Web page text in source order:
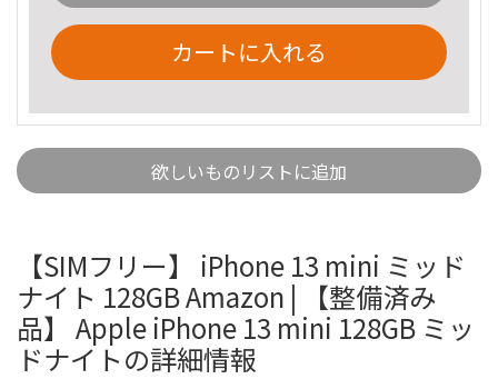
カートに入れる
欲しいものリストに追加
【SIMフリー】 iPhone 13 mini ミッド
ナイト 128GB Amazon | 【整備済み
品】 Apple iPhone 13 mini 128GB ミッ
ドナイトの詳細情報